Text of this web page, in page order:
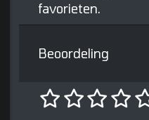
favorieten.
Beoordeling